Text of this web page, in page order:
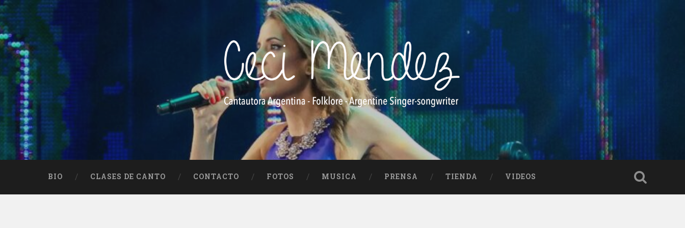
Skip
to
content
Search
Ceci Méndez
Cantautora Argentina – Folklore – Argentine Singer-songwriter
BIO CLASES DE CANTO CONTACTO FOTOS MUSICA PRENSA TIENDA VIDEOS